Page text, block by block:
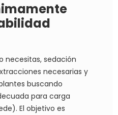
necesitas, sedación
necesarias y
buscando
para carga
El objetivo es